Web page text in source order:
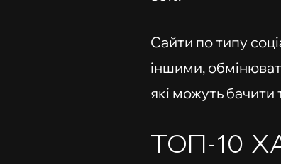
Сайти по типу
іншими,
які можуть
ТОП-10